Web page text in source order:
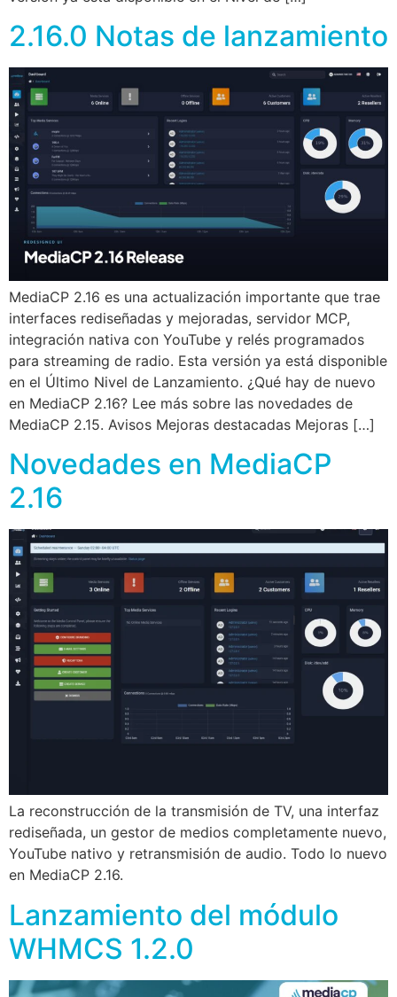
2.16.0 Notas de lanzamiento
MediaCP 2.16 es una actualización importante que trae
interfaces rediseñadas y mejoradas, servidor MCP,
integración nativa con YouTube y relés programados
para streaming de radio. Esta versión ya está disponible
en el Último Nivel de Lanzamiento. ¿Qué hay de nuevo
en MediaCP 2.16? Lee más sobre las novedades de
MediaCP 2.15. Avisos Mejoras destacadas Mejoras […]
Novedades en MediaCP
2.16
La reconstrucción de la transmisión de TV, una interfaz
rediseñada, un gestor de medios completamente nuevo,
YouTube nativo y retransmisión de audio. Todo lo nuevo
en MediaCP 2.16.
Lanzamiento del módulo
WHMCS 1.2.0